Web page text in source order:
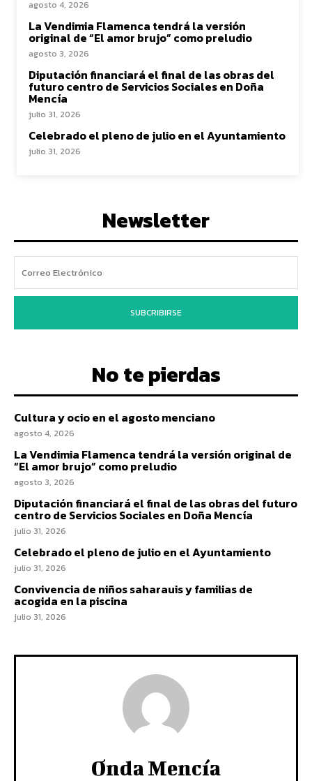
agosto 4, 2026
La Vendimia Flamenca tendrá la versión
original de “El amor brujo” como preludio
agosto 3, 2026
Diputación financiará el final de las obras del
futuro centro de Servicios Sociales en Doña
Mencía
julio 31, 2026
Celebrado el pleno de julio en el Ayuntamiento
julio 31, 2026
Newsletter
SUBCRIBIRSE
No te pierdas
Cultura y ocio en el agosto menciano
agosto 4, 2026
La Vendimia Flamenca tendrá la versión original de
“El amor brujo” como preludio
agosto 3, 2026
Diputación financiará el final de las obras del futuro
centro de Servicios Sociales en Doña Mencía
julio 31, 2026
Celebrado el pleno de julio en el Ayuntamiento
julio 31, 2026
Convivencia de niños saharauis y familias de
acogida en la piscina
julio 31, 2026
Onda Mencía